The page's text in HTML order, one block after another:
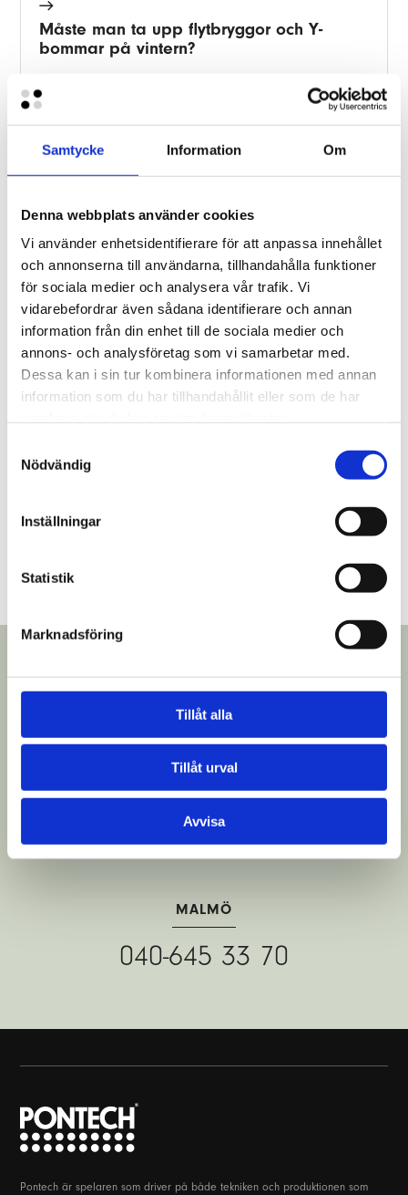
Samtycke Information Om
Denna webbplats använder cookies
Vi använder enhetsidentifierare för att anpassa innehållet
och annonserna till användarna, tillhandahålla funktioner
för sociala medier och analysera vår trafik. Vi
vidarebefordrar även sådana identifierare och annan
information från din enhet till de sociala medier och
annons- och analysföretag som vi samarbetar med.
Dessa kan i sin tur kombinera informationen med annan
information som du har tillhandahållit eller som de har
Nödvändig
Inställningar
Statistik
Marknadsföring
Tillåt alla
Tillåt urval
Avvisa
Måste man ta upp flytbryggor och Y-
bommar på vintern?
Krävs det bygglov för en flytbrygga?
Var tillverkar ni era flytbryggor?
Vad har en flytbrygga för livslängd?
Vad kostar en flytbrygga?
STOCKHOLM
08-403 05 900
GÖTEBORG
031-361 40 30
MALMÖ
040-645 33 70
Pontech är spelaren som driver på både tekniken och produktionen som